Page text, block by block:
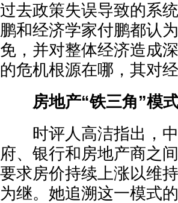
过去政策失误导致的系
鹏和经济学家付鹏都认
免，并对整体经济造成
的危机根源在哪，其对
房地产“铁三角”模式
时评人高洁指出，中
府、银行和房地产商之
要求房价持续上涨以维
为继。她追溯这一模式